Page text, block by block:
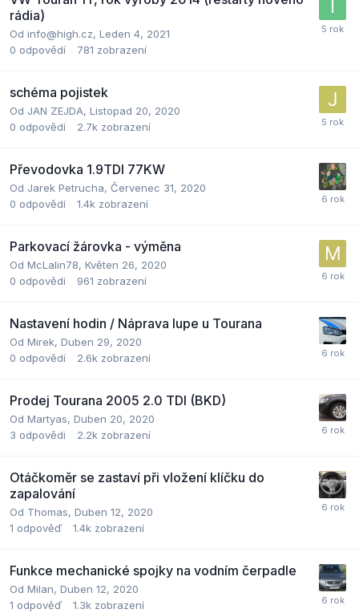
rádia)
Od info@high.cz, Leden 4, 2021
0 odpovědí 781 zobrazení
schéma pojistek
Od JAN ZEJDA, Listopad 20, 2020
0 odpovědí 2.7k zobrazení
Převodovka 1.9TDI 77KW
Od Jarek Petrucha, Červenec 31, 2020
0 odpovědí 1.4k zobrazení
Parkovací žárovka - výměna
Od McLalin78, Květen 26, 2020
0 odpovědí 961 zobrazení
Nastavení hodin / Náprava lupe u Tourana
Od Mirek, Duben 29, 2020
0 odpovědí 2.6k zobrazení
Prodej Tourana 2005 2.0 TDI (BKD)
Od Martyas, Duben 20, 2020
3 odpovědi 2.2k zobrazení
Otáčkoměr se zastaví při vložení klíčku do
zapalování
Od Thomas, Duben 12, 2020
1 odpověď 1.4k zobrazení
Funkce mechanické spojky na vodním čerpadle
Od Milan, Duben 12, 2020
1 odpověď 1.3k zobrazení